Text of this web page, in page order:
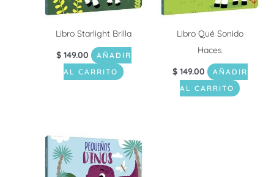
Libro Starlight Brilla
$149.00
AÑADIR
AL CARRITO
Libro Qué Sonido
Haces
$149.00
AÑADIR
AL CARRITO